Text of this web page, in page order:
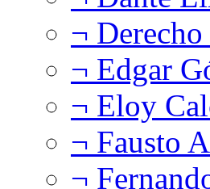
¬
¬ Edgar
¬ Eloy
¬ Fausto
¬